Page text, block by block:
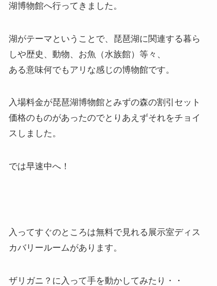
湖博物館へ行ってきました。
湖がテーマということで、琵琶湖に関連する暮ら
しや歴史、動物、お魚（水族館）等々、
ある意味何でもアリな感じの博物館です。
入場料金が琵琶湖博物館とみずの森の割引セット
価格のものがあったのでとりあえずそれをチョイ
スしました。
では早速中へ！
入ってすぐのところは無料で見れる展示室ディス
カバリールームがあります。
ザリガニ？に入って手を動かしてみたり・・